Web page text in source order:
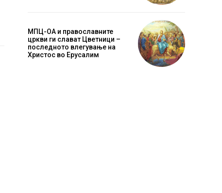
МПЦ-ОА и православните
цркви ги слават Цветници –
последното влегување на
Христос во Ерусалим